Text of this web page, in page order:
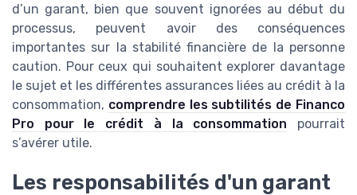
d’un garant, bien que souvent ignorées au début du
processus, peuvent avoir des conséquences
importantes sur la stabilité financière de la personne
caution. Pour ceux qui souhaitent explorer davantage
le sujet et les différentes assurances liées au crédit à la
consommation, comprendre les subtilités de Financo
Pro pour le crédit à la consommation pourrait
s’avérer utile.
Les responsabilités d'un garant